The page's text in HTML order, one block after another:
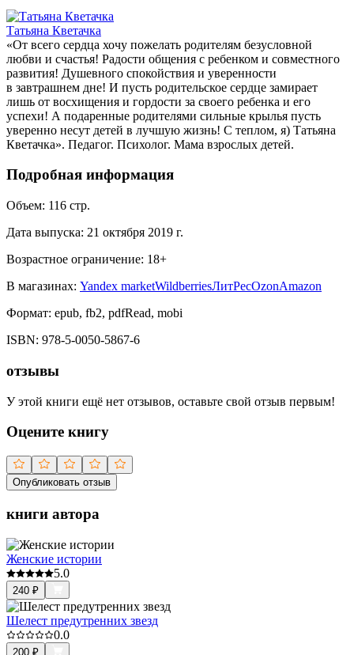
Татьяна Кветачка
«От всего сердца хочу пожелать родителям безусловной
любви и счастья! Радости общения с ребенком и совместного
развития! Душевного спокойствия и уверенности
в завтрашнем дне! И пусть родительское сердце замирает
лишь от восхищения и гордости за своего ребенка и его
успехи! А подаренные родителями сильные крылья пусть
уверенно несут детей в лучшую жизнь! С теплом, я) Татьяна
Кветачка». Педагог. Психолог. Мама взрослых детей.
Подробная информация
Объем: 116 стр.
Дата выпуска: 21 октября 2019 г.
Возрастное ограничение: 18+
В магазинах: Yandex marketWildberriesЛитРесOzonAmazon
Формат: epub, fb2, pdfRead, mobi
ISBN: 978-5-0050-5867-6
отзывы
У этой книги ещё нет отзывов, оставьте свой отзыв первым!
Оцените книгу
Опубликовать отзыв
книги автора
Женские истории
5.0
240 ₽
Шелест предутренних звезд
0.0
200 ₽